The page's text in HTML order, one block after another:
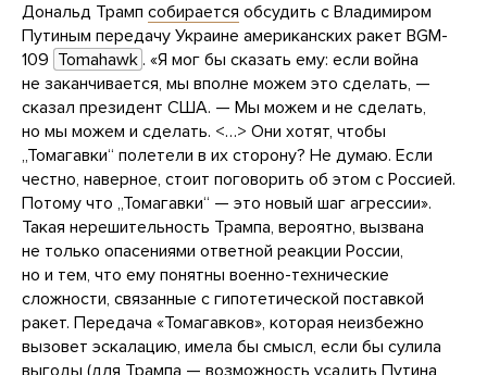
Дональд Трамп собирается обсудить с Владимиром
Путиным передачу Украине американских ракет BGM-
109 Tomahawk . «Я мог бы сказать ему: если война
не заканчивается, мы вполне можем это сделать, —
сказал президент США. — Мы можем и не сделать,
но мы можем и сделать. <…> Они хотят, чтобы
„Томагавки“ полетели в их сторону? Не думаю. Если
честно, наверное, стоит поговорить об этом с Россией.
Потому что „Томагавки“ — это новый шаг агрессии».
Такая нерешительность Трампа, вероятно, вызвана
не только опасениями ответной реакции России,
но и тем, что ему понятны военно-технические
сложности, связанные с гипотетической поставкой
ракет. Передача «Томагавков», которая неизбежно
вызовет эскалацию, имела бы смысл, если бы сулила